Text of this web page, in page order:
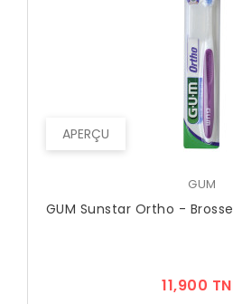
APERÇU
GUM
GUM Sunstar Ortho -
11,900